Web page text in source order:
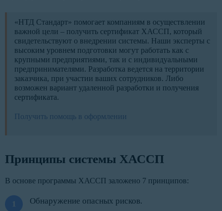
«НТД Стандарт» помогает компаниям в осуществлении
важной цели – получить сертификат ХАССП, который
свидетельствуют о внедрении системы. Наши эксперты с
высоким уровнем подготовки могут работать как с
крупными предприятиями, так и с индивидуальными
предпринимателями. Разработка ведется на территории
заказчика, при участии ваших сотрудников. Либо
возможен вариант удаленной разработки и получения
сертификата.
Получить помощь в оформлении
Принципы системы ХАССП
В основе программы ХАССП заложено 7 принципов:
Обнаружение опасных рисков.